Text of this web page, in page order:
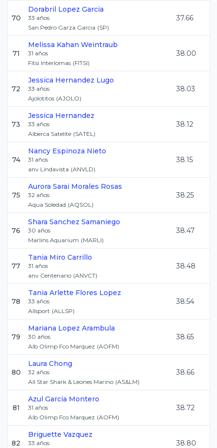
70
Dorabril Lopez Garcia
33 años
San Pedro Garza Garcia (SP)
37.66
71
Melissa Kahan Weintraub
31 años
Fitsi Interlomas (FITSI)
38.00
72
Jessica Hernandez Lugo
33 años
Ajolotitos (AJOLO)
38.03
73
Jessica Hernandez
33 años
Alberca Satelite (SATEL)
38.12
74
Nancy Espinoza Nieto
31 años
anv Lindavista (ANVLD)
38.15
75
Aurora Sarai Morales Rosas
32 años
Aqua Soledad (AQSOL)
38.25
76
Shara Sanchez Samaniego
30 años
Marlins Aquarium (MARLI)
38.47
77
Tania Miro Carrillo
31 años
anv Centenario (ANVCT)
38.48
78
Tania Arlette Flores Lopez
33 años
Allsport (ALLSP)
38.54
79
Mariana Lopez Arambula
30 años
Alb Olimp Fco Marquez (AOFM)
38.65
80
Laura Chong
32 años
All Star Shark & Leones Marino (AS&LM)
38.66
81
Azul Garcia Montero
31 años
Alb Olimp Fco Marquez (AOFM)
38.72
82
Briguette Vazquez
33 años
38.80